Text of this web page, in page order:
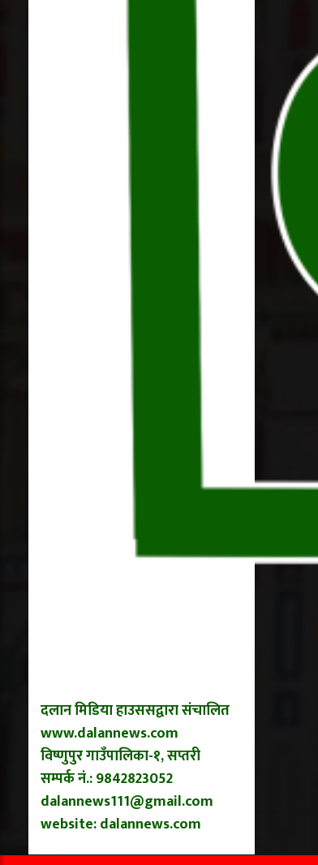
दलान मिडिया हाउससद्वारा संचालित
www.dalannews.com
विष्णुपुर गाउँपालिका-१, सप्तरी
सम्पर्क नं.: 9842823052
dalannews111@gmail.com
website: dalannews.com